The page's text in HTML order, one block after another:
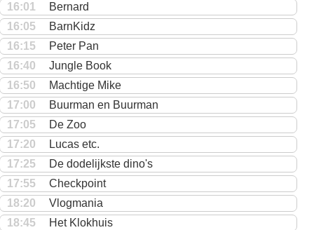
16:01
Bernard
16:05
BarnKidz
16:15
Peter Pan
16:40
Jungle Book
16:50
Machtige Mike
17:00
Buurman en Buurman
17:05
De Zoo
17:20
Lucas etc.
17:25
De dodelijkste dino's
17:55
Checkpoint
18:20
Vlogmania
18:45
Het Klokhuis